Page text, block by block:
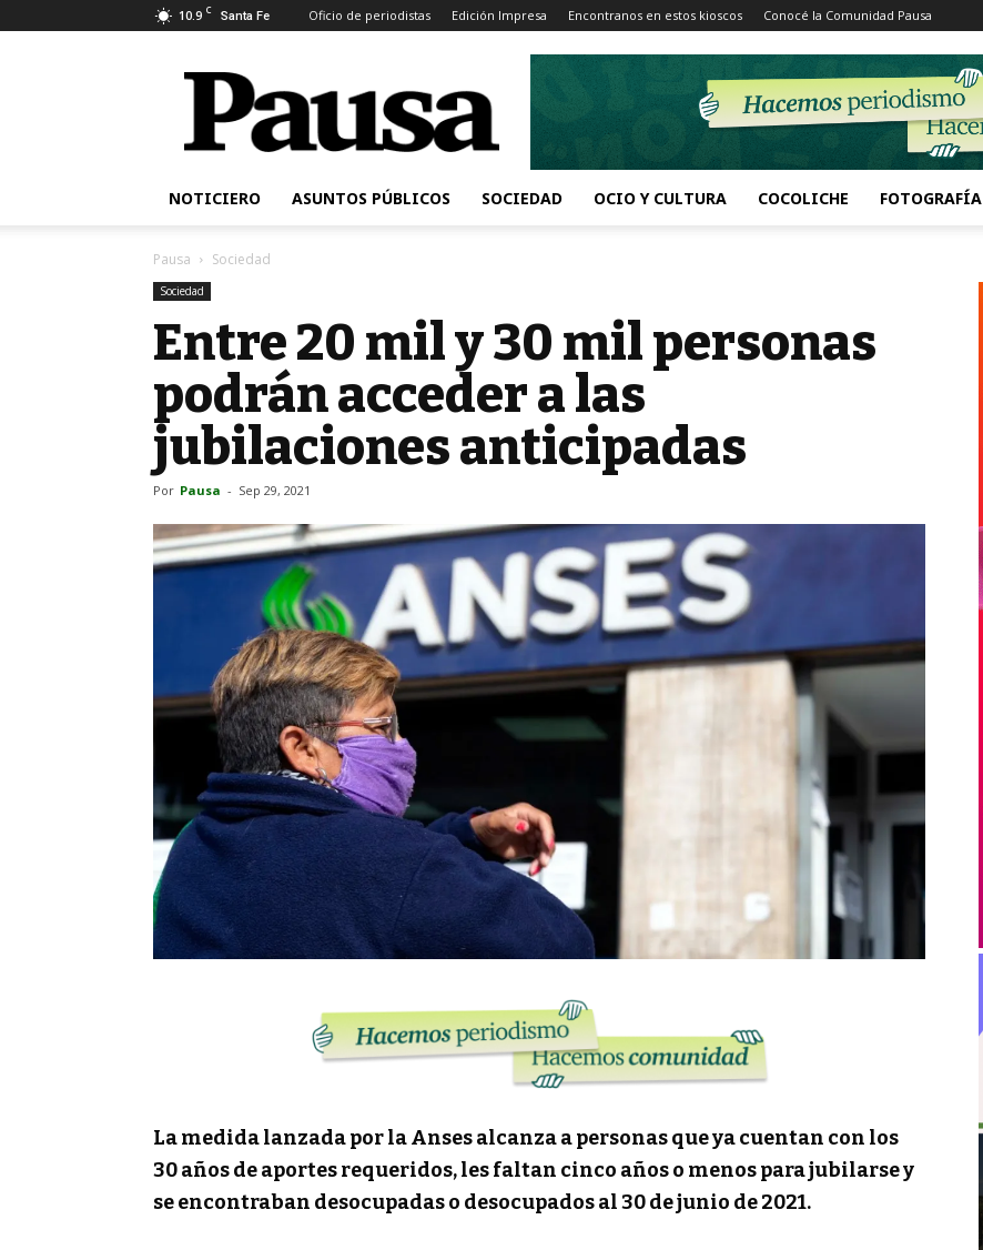
10.9 C Santa Fe Oficio de periodistas Edición Impresa Encontranos en estos kioscos Conocé la Comunidad Pausa
Pausa
NOTICIERO ASUNTOS PÚBLICOS SOCIEDAD OCIO Y CULTURA COCOLICHE FOTOGRAFÍA
Pausa Sociedad
Sociedad
Entre 20 mil y 30 mil personas
podrán acceder a las
jubilaciones anticipadas
Por Pausa - Sep 29, 2021
La medida lanzada por la Anses alcanza a personas que ya cuentan con los
30 años de aportes requeridos, les faltan cinco años o menos para jubilarse y
se encontraban desocupadas o desocupados al 30 de junio de 2021.